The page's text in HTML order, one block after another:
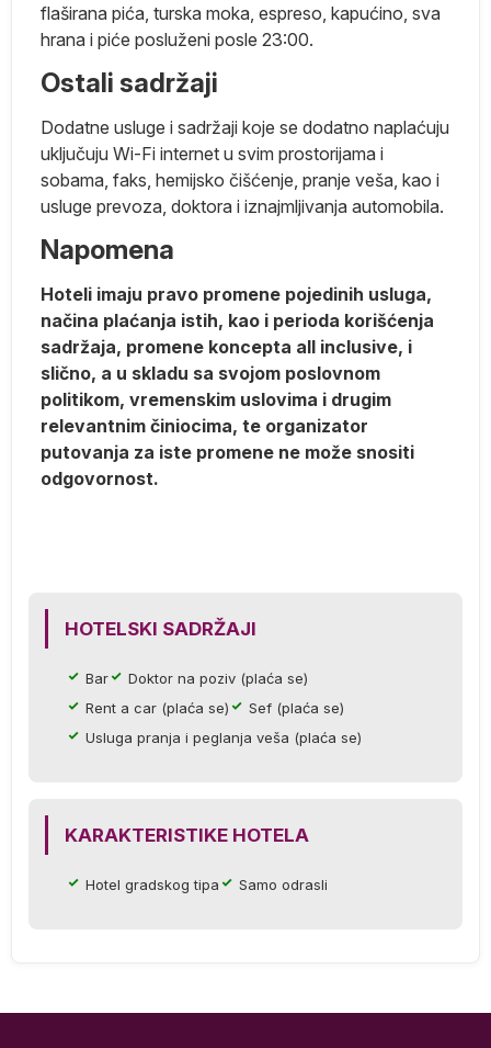
flaširana pića, turska moka, espreso, kapućino, sva
hrana i piće posluženi posle 23:00.
Ostali sadržaji
Dodatne usluge i sadržaji koje se dodatno naplaćuju
uključuju Wi-Fi internet u svim prostorijama i
sobama, faks, hemijsko čišćenje, pranje veša, kao i
usluge prevoza, doktora i iznajmljivanja automobila.
Napomena
Hoteli imaju pravo promene pojedinih usluga,
načina plaćanja istih, kao i perioda korišćenja
sadržaja, promene koncepta all inclusive, i
slično, a u skladu sa svojom poslovnom
politikom, vremenskim uslovima i drugim
relevantnim činiocima, te organizator
putovanja za iste promene ne može snositi
odgovornost.
HOTELSKI SADRŽAJI
Bar
Doktor na poziv (plaća se)
Rent a car (plaća se)
Sef (plaća se)
Usluga pranja i peglanja veša (plaća se)
KARAKTERISTIKE HOTELA
Hotel gradskog tipa Samo odrasli